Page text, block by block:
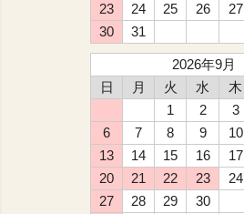
23
24 25 26 27
30
31
2026年9月
日
月 火 水 木
1
2 3
6
7 8 9 10
13
14 15 16 17
20
21 22 23 24
27
28 29
30